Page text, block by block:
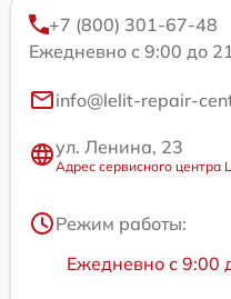
+7 (800) 301-67-48
Ежедневно с 9:00 до
info@lelit-repair-
ул. Ленина, 23
Адрес сервисного центра
Режим работы:
Ежедневно с 9:00